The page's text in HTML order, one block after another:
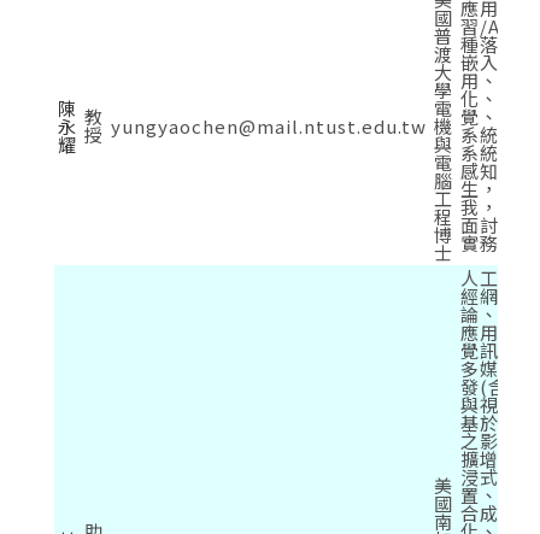
陳
永
耀
教
授 yungyaochen@mail.ntust.edu.tw
國
普
渡
大
學
電
機
與
電
腦
工
程
博
士
應用深
習/AI技
種落地
嵌入式
用、影
化、機
覺、電
系統、
系統、
感知 [徵
生，歡
我，約
面討論
實務專
美
國
南
人工智
經網路/
論、深
應用於
覺訊號
多媒體
發(含影
與視訊
基於圖
之影像
擴增實
浸式系
置、多
合成與